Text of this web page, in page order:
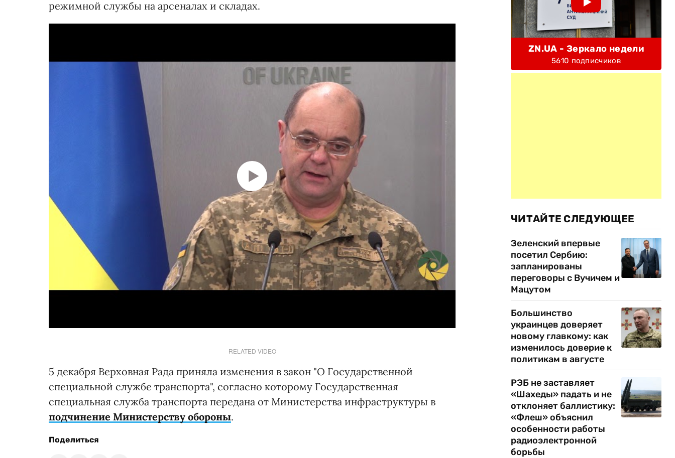
режимной службы на арсеналах и складах.
RELATED VIDEO
5 декабря Верховная Рада приняла изменения в закон "О Государственной
специальной службе транспорта", согласно которому Государственная
специальная служба транспорта передана от Министерства инфраструктуры в
подчинение Министерству обороны.
Поделиться
ZN.UA - Зеркало недели
5610 подписчиков
ЧИТАЙТЕ СЛЕДУЮЩЕЕ
Зеленский впервые
посетил Сербию:
запланированы
переговоры с Вучичем и
Мацутом
Большинство
украинцев доверяет
новому главкому: как
изменилось доверие к
политикам в августе
РЭБ не заставляет
«Шахеды» падать и не
отклоняет баллистику:
«Флеш» объяснил
особенности работы
радиоэлектронной
борьбы